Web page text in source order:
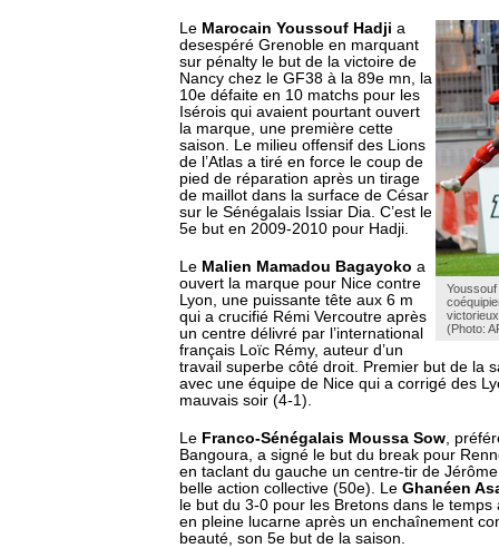
(Photo:
Le Marocain Youssouf Hadji a
desespéré Grenoble en marquant
sur pénalty le but de la victoire de
Nancy chez le GF38 à la 89e mn, la
10e défaite en 10 matchs pour les
Isérois qui avaient pourtant ouvert
la marque, une première cette
saison. Le milieu offensif des Lions
de l’Atlas a tiré en force le coup de
pied de réparation après un tirage
de maillot dans la surface de César
sur le Sénégalais Issiar Dia. C’est le
5e but en 2009-2010 pour Hadji.
Le Malien Mamadou Bagayoko a
ouvert la marque pour Nice contre
Lyon, une puissante tête aux 6 m
qui a crucifié Rémi Vercoutre après
un centre délivré par l’international
français Loïc Rémy, auteur d’un
travail superbe côté droit. Premier but de la
avec une équipe de Nice qui a corrigé des
mauvais soir (4-1).
Le Franco-Sénégalais Moussa Sow,
Bangoura, a signé le but du break pour
en taclant du gauche un centre-tir de
belle action collective (50e). Le Ghanéen
le but du 3-0 pour les Bretons dans le
en pleine lucarne après un enchaînement
beauté, son 5e but de la saison.